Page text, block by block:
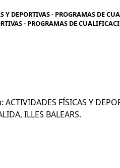
Y DEPORTIVAS - PROGRAMAS DE
- PROGRAMAS DE
FÍSICAS Y
ILLES BALEARS.